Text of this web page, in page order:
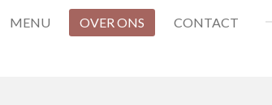
MENU OVER ONS CONTACT